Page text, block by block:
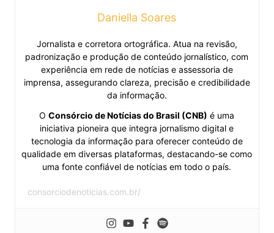
Daniella Soares
Jornalista e corretora ortográfica. Atua na revisão,
padronização e produção de conteúdo jornalístico, com
experiência em rede de notícias e assessoria de
imprensa, assegurando clareza, precisão e credibilidade
da informação.
OConsórcio de Notícias do Brasil (CNB) é uma
iniciativa pioneira que integra jornalismo digital e
tecnologia da informação para oferecer conteúdo de
qualidade em diversas plataformas, destacando-se como
uma fonte confiável de notícias em todo o país.
consorciodenoticias.com.br/